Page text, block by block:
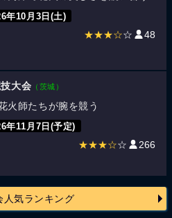
年10月3日(土)
★★★☆☆ 48
大会 （茨城）
火師たちが腕を競う
年11月7日(予定)
★★★☆☆ 266
人気ランキング